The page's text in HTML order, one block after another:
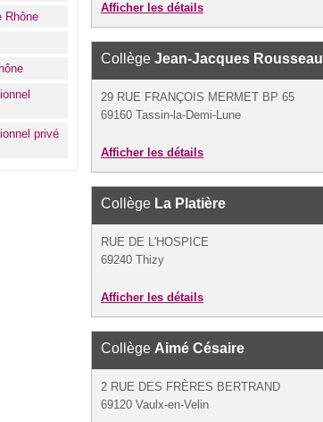
Rhône
privé
Afficher les détails
Collège Jean-Jacques Rousseau
29 RUE FRANÇOIS MERMET BP 65
69160 Tassin-la-Demi-Lune
Afficher les détails
Collège La Platière
RUE DE L'HOSPICE
69240 Thizy
Afficher les détails
Collège Aimé Césaire
2 RUE DES FRÈRES BERTRAND
69120 Vaulx-en-Velin